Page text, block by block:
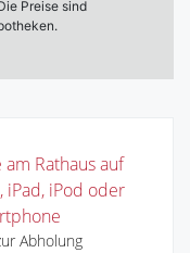
Rathaus auf
iPad, iPod oder
Abholung